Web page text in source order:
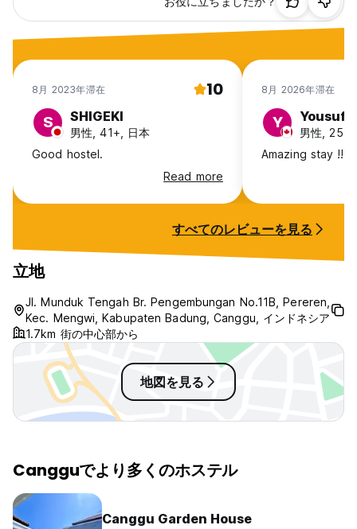
8月 2023年滞在 10
S SHIGEKI
男性, 41+, 日本
Good hostel.
Read more
8月 2026年滞在
Y Yousuf
男性, 25-
Amazing stay !!
すべてのレビューを見る
立地
Jl. Munduk Tengah Br. Pengembungan No.11B, Pereren,
Kec. Mengwi, Kabupaten Badung, Canggu, インドネシア
1.7km 街の中心部から
地図を見る
Cangguでより多くのホステル
Canggu Garden House